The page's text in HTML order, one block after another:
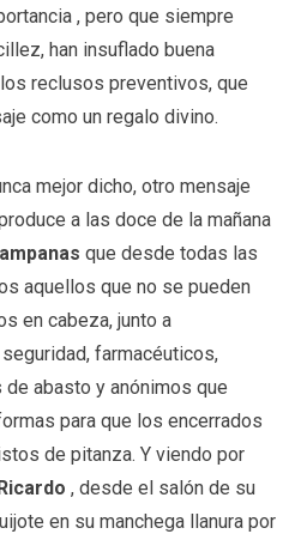
, pero que siempre
han insuflado buena
reclusos preventivos, que
como un regalo divino.
mejor dicho, otro mensaje
a las doce de la mañana
que desde todas las
aquellos que no se pueden
en cabeza, junto a
farmacéuticos,
abasto y anónimos que
para que los encerrados
de pitanza. Y viendo por
, desde el salón de su
en su manchega llanura por